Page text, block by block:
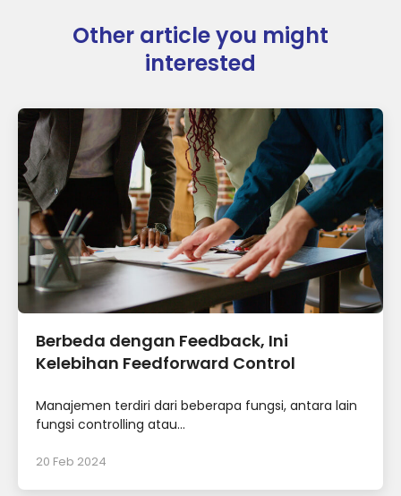
Other article you might
interested
Berbeda dengan Feedback, Ini
Kelebihan Feedforward Control
Manajemen terdiri dari beberapa fungsi, antara lain
fungsi controlling atau...
20 Feb 2024